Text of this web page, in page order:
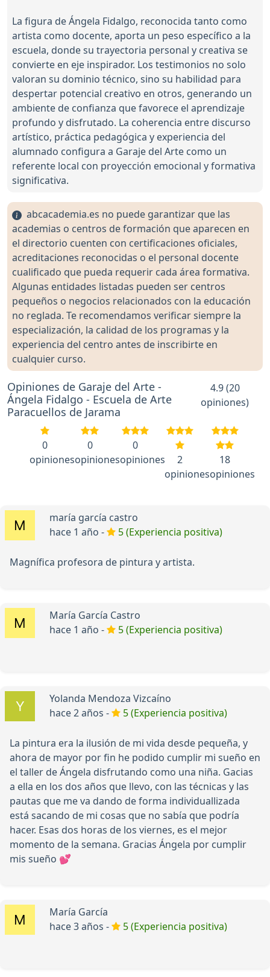
La figura de Ángela Fidalgo, reconocida tanto como
artista como docente, aporta un peso específico a la
escuela, donde su trayectoria personal y creativa se
convierte en eje inspirador. Los testimonios no solo
valoran su dominio técnico, sino su habilidad para
despertar potencial creativo en otros, generando un
ambiente de confianza que favorece el aprendizaje
profundo y disfrutado. La coherencia entre discurso
artístico, práctica pedagógica y experiencia del
alumnado configura a Garaje del Arte como un
referente local con proyección emocional y formativa
significativa.
abcacademia.es no puede garantizar que las
academias o centros de formación que aparecen en
el directorio cuenten con certificaciones oficiales,
acreditaciones reconocidas o el personal docente
cualificado que pueda requerir cada área formativa.
Algunas entidades listadas pueden ser centros
pequeños o negocios relacionados con la educación
no reglada. Te recomendamos verificar siempre la
especialización, la calidad de los programas y la
experiencia del centro antes de inscribirte en
cualquier curso.
Opiniones de Garaje del Arte -
Ángela Fidalgo - Escuela de Arte
Paracuellos de Jarama
4.9 (20
opiniones)
0
opiniones
0
opiniones
0
opiniones
2
opiniones
18
opiniones
maría garcía castro
hace 1 año -
5 (Experiencia positiva)
Magnífica profesora de pintura y artista.
María García Castro
hace 1 año -
5 (Experiencia positiva)
Yolanda Mendoza Vizcaíno
hace 2 años -
5 (Experiencia positiva)
La pintura era la ilusión de mi vida desde pequeña, y
ahora de mayor por fin he podido cumplir mi sueño en
el taller de Ángela disfrutando como una niña. Gacias
a ella en los dos años que llevo, con las técnicas y las
pautas que me va dando de forma individuallizada
está sacando de mi cosas que no sabía que podría
hacer. Esas dos horas de los viernes, es el mejor
momento de la semana. Gracias Ángela por cumplir
mis sueño 💕
María García
hace 3 años -
5 (Experiencia positiva)